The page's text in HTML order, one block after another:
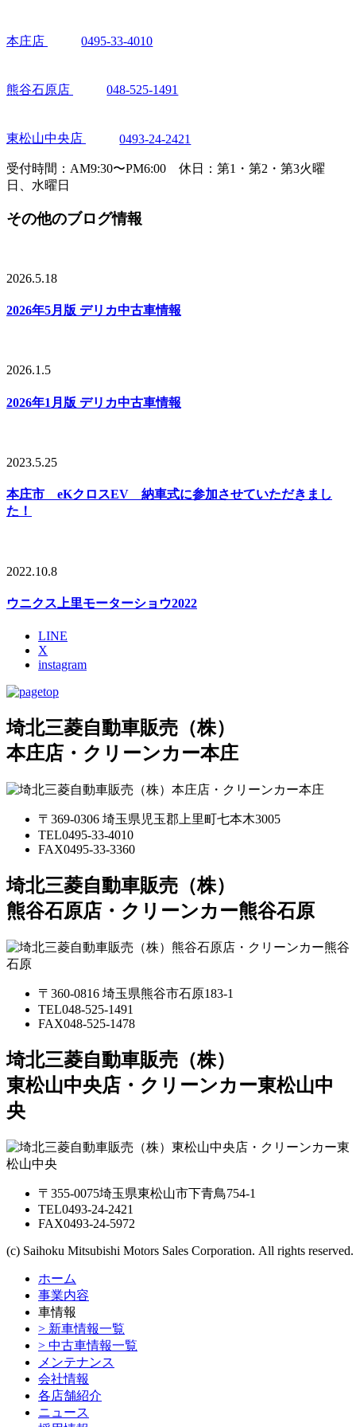
本庄店 0495-33-4010
熊谷石原店 048-525-1491
東松山中央店 0493-24-2421
受付時間：AM9:30〜PM6:00 休日：第1・第2・第3火曜
日、水曜日
その他のブログ情報
2026.5.18
2026年5月版 デリカ中古車情報
2026.1.5
2026年1月版 デリカ中古車情報
2023.5.25
本庄市 eKクロスEV 納車式に参加させていただきまし
た！
2022.10.8
ウニクス上里モーターショウ2022
LINE
X
instagram
埼北三菱自動車販売（株）
本庄店・クリーンカー本庄
〒369-0306 埼玉県児玉郡上里町七本木3005
TEL0495-33-4010
FAX0495-33-3360
埼北三菱自動車販売（株）
熊谷石原店・クリーンカー熊谷石原
〒360-0816 埼玉県熊谷市石原183-1
TEL048-525-1491
FAX048-525-1478
埼北三菱自動車販売（株）
東松山中央店・クリーンカー東松山中
央
〒355-0075埼玉県東松山市下青鳥754-1
TEL0493-24-2421
FAX0493-24-5972
(c) Saihoku Mitsubishi Motors Sales Corporation. All rights reserved.
ホーム
事業内容
車情報
> 新車情報一覧
> 中古車情報一覧
メンテナンス
会社情報
各店舗紹介
ニュース